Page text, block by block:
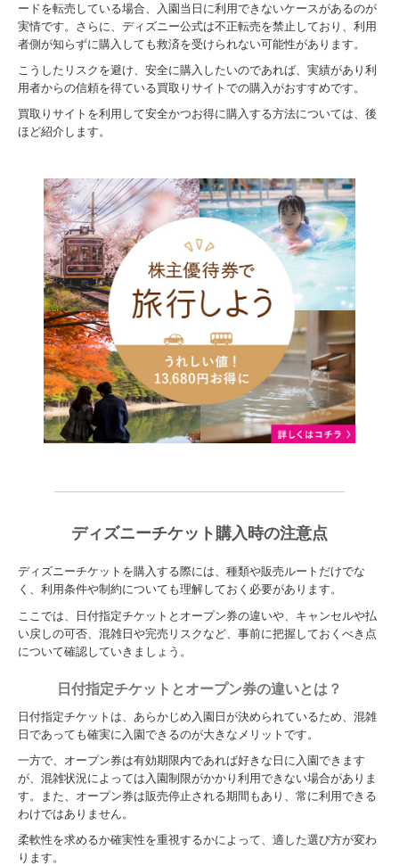
ードを転売している場合、入園当日に利用できないケースがあるのが
実情です。さらに、ディズニー公式は不正転売を禁止しており、利用
者側が知らずに購入しても救済を受けられない可能性があります。
こうしたリスクを避け、安全に購入したいのであれば、実績があり利
用者からの信頼を得ている買取りサイトでの購入がおすすめです。
買取りサイトを利用して安全かつお得に購入する方法については、後
ほど紹介します。
ディズニーチケット購入時の注意点
ディズニーチケットを購入する際には、種類や販売ルートだけでな
く、利用条件や制約についても理解しておく必要があります。
ここでは、日付指定チケットとオープン券の違いや、キャンセルや払
い戻しの可否、混雑日や完売リスクなど、事前に把握しておくべき点
について確認していきましょう。
日付指定チケットとオープン券の違いとは？
日付指定チケットは、あらかじめ入園日が決められているため、混雑
日であっても確実に入園できるのが大きなメリットです。
一方で、オープン券は有効期限内であれば好きな日に入園できます
が、混雑状況によっては入園制限がかかり利用できない場合がありま
す。また、オープン券は販売停止される期間もあり、常に利用できる
わけではありません。
柔軟性を求めるか確実性を重視するかによって、適した選び方が変わ
ります。